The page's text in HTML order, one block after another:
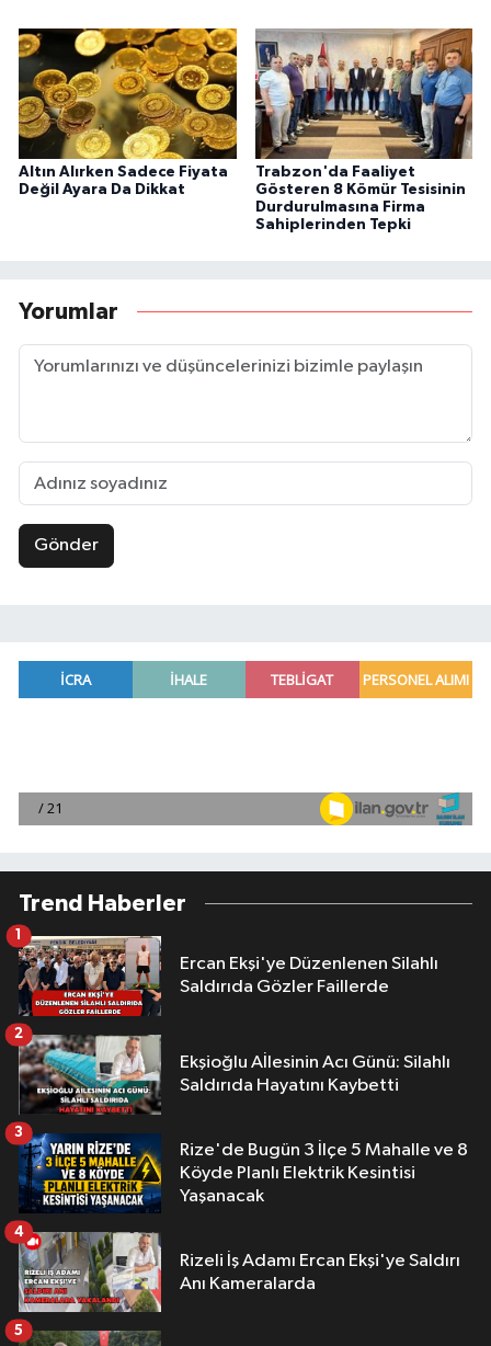
Altın Alırken Sadece Fiyata
Değil Ayara Da Dikkat
Trabzon'da Faaliyet
Gösteren 8 Kömür Tesisinin
Durdurulmasına Firma
Sahiplerinden Tepki
Yorumlar
Gönder
Trend Haberler
Ercan Ekşi'ye Düzenlenen Silahlı
Saldırıda Gözler Faillerde
1
Ekşioğlu Aİlesinin Acı Günü: Silahlı
Saldırıda Hayatını Kaybetti
2
Rize'de Bugün 3 İlçe 5 Mahalle ve 8
Köyde Planlı Elektrik Kesintisi
Yaşanacak
3
Rizeli İş Adamı Ercan Ekşi'ye Saldırı
Anı Kameralarda
4
5